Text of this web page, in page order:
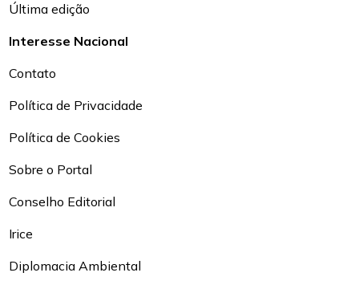
Última edição
Interesse Nacional
Contato
Política de Privacidade
Política de Cookies
Sobre o Portal
Conselho Editorial
Irice
Diplomacia Ambiental